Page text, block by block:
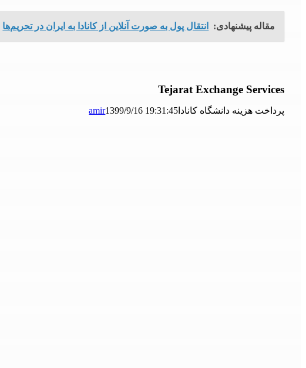
مقاله پیشنهادی: انتقال پول به صورت آنلاین از کانادا به ایران در تحریم‌ها
Tejarat Exchange Services
پرداخت هزینه دانشگاه کانادا amir1399/9/16 19:31:45